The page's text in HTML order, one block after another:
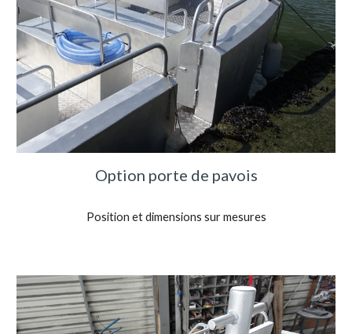
Option porte de pavois
Position et dimensions sur mesures